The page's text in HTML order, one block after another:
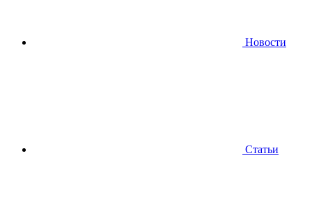
Новости
Статьи